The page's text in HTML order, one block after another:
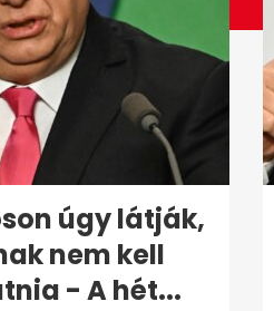
úgy látják,
nem kell
- A hét...